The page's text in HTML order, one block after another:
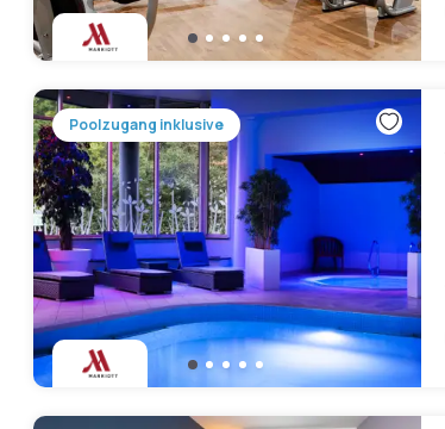
Poolzugang inklusive